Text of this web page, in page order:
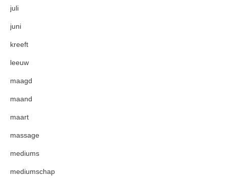
juli
juni
kreeft
leeuw
maagd
maand
maart
massage
mediums
mediumschap